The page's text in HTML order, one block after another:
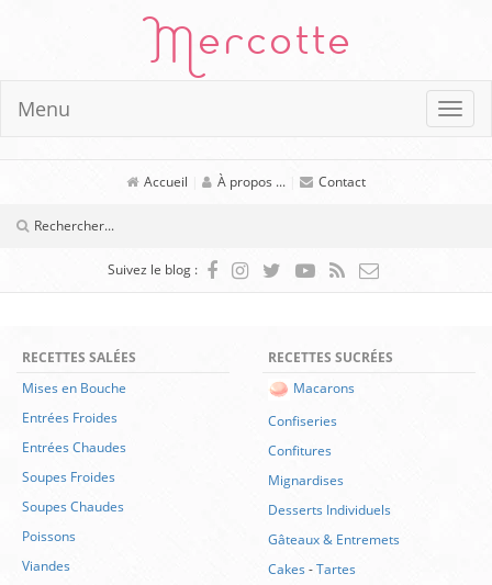
Mercotte
Menu
Accueil À propos ... Contact
Suivez le blog :
RECETTES SALÉES
Mises en Bouche
Entrées Froides
Entrées Chaudes
Soupes Froides
Soupes Chaudes
Poissons
Viandes
RECETTES SUCRÉES
Macarons
Confiseries
Confitures
Mignardises
Desserts Individuels
Gâteaux & Entremets
Cakes-Tartes